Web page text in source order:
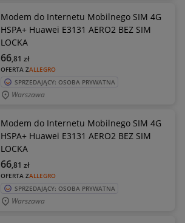
Modem do Internetu Mobilnego SIM 4G
HSPA+ Huawei E3131 AERO2 BEZ SIM
LOCKA
OFERTA ZALLEGRO
66,81 zł
SPRZEDAJĄCY: OSOBA PRYWATNA
Warszawa
Modem do Internetu Mobilnego SIM 4G
HSPA+ Huawei E3131 AERO2 BEZ SIM
LOCKA
OFERTA ZALLEGRO
66,81 zł
SPRZEDAJĄCY: OSOBA PRYWATNA
Warszawa